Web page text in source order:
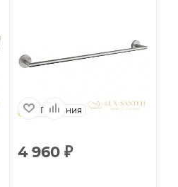
Германия
4 960 ₽